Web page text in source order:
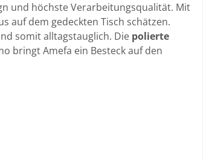
und höchste Verarbeitungsqualität. Mit
auf dem gedeckten Tisch schätzen.
somit alltagstauglich. Die polierte
bringt Amefa ein Besteck auf den